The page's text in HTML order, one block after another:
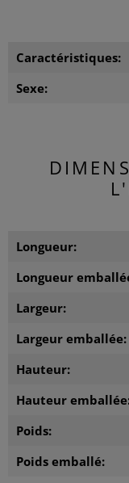
Caractéristiques:
Sexe:
Longueur:
Longueur
Largeur:
Largeur emballée:
Hauteur:
Hauteur
Poids:
Poids emballé: